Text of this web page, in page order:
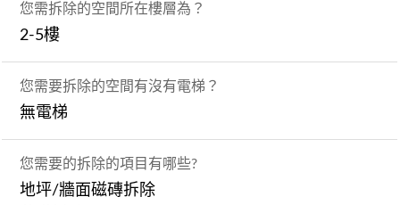
您需拆除的空間所在樓層為？
2-5樓
您需要拆除的空間有沒有電梯？
無電梯
您需要的拆除的項目有哪些?
地坪/牆面磁磚拆除